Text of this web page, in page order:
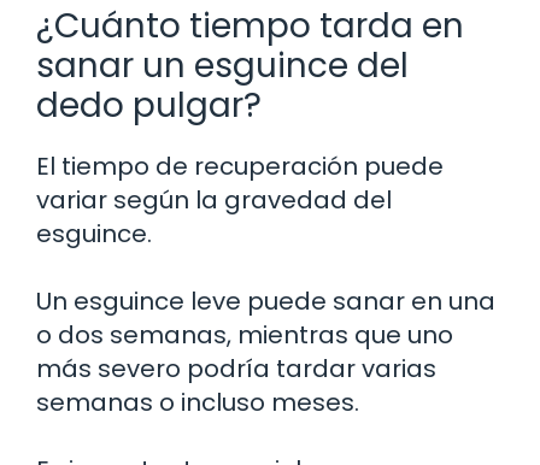
¿Cuánto tiempo tarda en
sanar un esguince del
dedo pulgar?
El tiempo de recuperación puede
variar según la gravedad del
esguince.
Un esguince leve puede sanar en una
o dos semanas, mientras que uno
más severo podría tardar varias
semanas o incluso meses.